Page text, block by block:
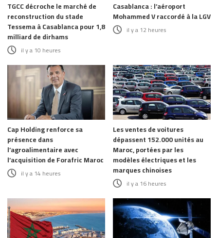
TGCC décroche le marché de
reconstruction du stade
Tessema à Casablanca pour 1,8
milliard de dirhams
il y a 10 heures
Casablanca : l’aéroport
Mohammed V raccordé à la LGV
il y a 12 heures
Cap Holding renforce sa
présence dans
l’agroalimentaire avec
l’acquisition de Forafric Maroc
il y a 14 heures
Les ventes de voitures
dépassent 152.000 unités au
Maroc, portées par les
modèles électriques et les
marques chinoises
il y a 16 heures